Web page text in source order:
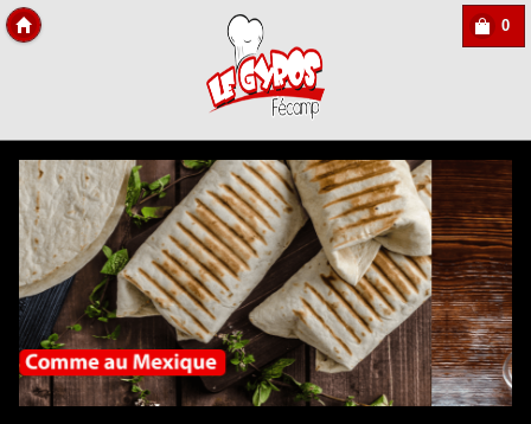
0
Copyright Des-click